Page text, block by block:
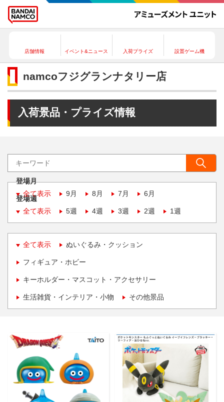
店舗情報 イベント&ニュース 入荷プライズ 設置ゲーム機
namcoフジグランナタリー店
入荷景品・プライズ情報
登場月
全て表示
9月 8月 7月 6月
登場週
全て表示
5週 4週 3週 2週 1週
全て表示 ぬいぐるみ・クッション
フィギュア・ホビー
キーホルダー・マスコット・アクセサリー
生活雑貨・インテリア・小物 その他景品